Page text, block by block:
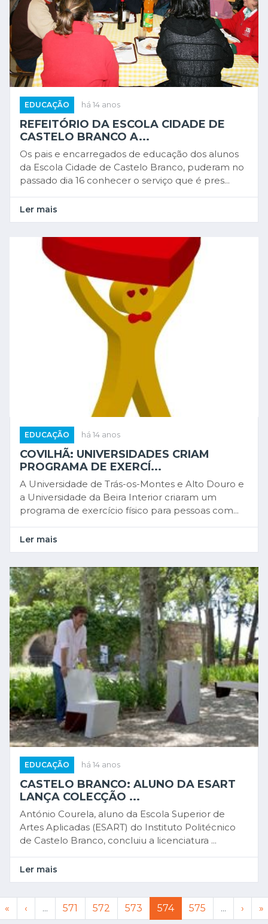
EDUCAÇÃO há 14 anos
REFEITÓRIO DA ESCOLA CIDADE DE
CASTELO BRANCO A...
Os pais e encarregados de educação dos alunos
da Escola Cidade de Castelo Branco, puderam no
passado dia 16 conhecer o serviço que é pres...
Ler mais
EDUCAÇÃO há 14 anos
COVILHÃ: UNIVERSIDADES CRIAM
PROGRAMA DE EXERCÍ...
A Universidade de Trás-os-Montes e Alto Douro e
a Universidade da Beira Interior criaram um
programa de exercício físico para pessoas com...
Ler mais
EDUCAÇÃO há 14 anos
CASTELO BRANCO: ALUNO DA ESART
LANÇA COLECÇÃO ...
António Courela, aluno da Escola Superior de
Artes Aplicadas (ESART) do Instituto Politécnico
de Castelo Branco, concluiu a licenciatura ...
Ler mais
« ‹ ... 571 572 573 574 575 ... › »